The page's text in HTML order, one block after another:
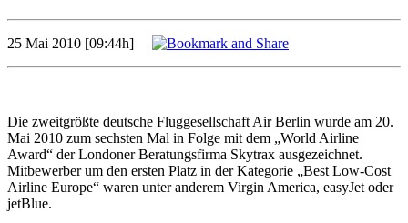
25 Mai 2010 [09:44h]
Die zweitgrößte deutsche Fluggesellschaft Air Berlin wurde am 20.
Mai 2010 zum sechsten Mal in Folge mit dem „World Airline
Award“ der Londoner Beratungsfirma Skytrax ausgezeichnet.
Mitbewerber um den ersten Platz in der Kategorie „Best Low-Cost
Airline Europe“ waren unter anderem Virgin America, easyJet oder
jetBlue.